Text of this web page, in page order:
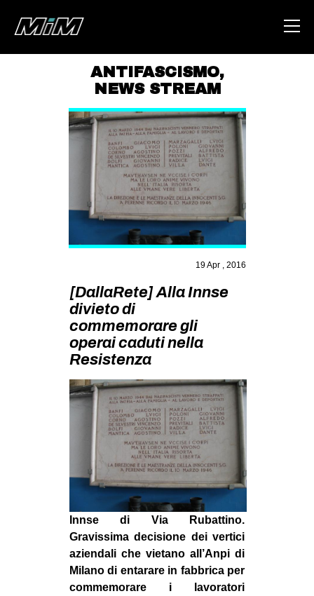
HOME
ABOUT
AREA
DEGENERAZIONE
GAZA FREESTYLE
CSOA LAMBRETTA
MSM
STUDENTI TSUNAMI
ZAM
MILANO
MOBILITAZIONI
SPORT POPOLARE
MOVIMENTI
AMBIENTE
ANTIFASCISMO
DIRITTO ALL’ABITARE
GENERI
MIGRAZIONI
PRECARIATO
REPRESSIONE
ANTIFASCISMO,
NEWS STREAM
19 Apr , 2016
[DallaRete] Alla Innse
divieto di
commemorare gli
operai caduti nella
Resistenza
Innse di Via Rubattino.
Gravissima decisione dei vertici
aziendali che vietano all’Anpi di
Milano di entarare in fabbrica per
commemorare i lavoratori